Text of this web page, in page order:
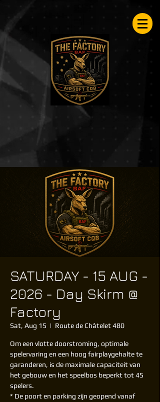
SATURDAY - 15 AUG -
2026 - Day Skirm @
Factory
Sat, Aug 15
  |
Route de Châtelet 480
Om een vlotte doorstroming, optimale
spelervaring en een hoog fairplaygehalte te
garanderen, is de maximale capaciteit van
het gebouw en het speelbos beperkt tot 45
spelers.
* De poort en parking zijn geopend vanaf